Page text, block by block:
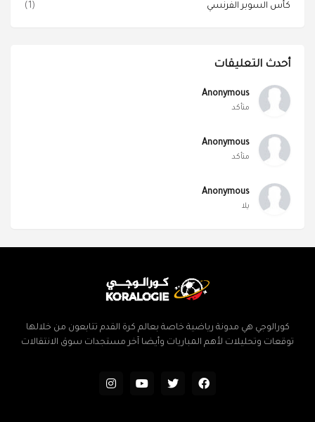
كأس السوبر الفرنسي (1)
أحدث التعليقات
Anonymous
متأكد
Anonymous
متأكد
Anonymous
يلا
كورالوجي هي مدونة رياضية خاصة بعالم كرة القدم تتابعون من خلالها
توقعات وتحليلات لأهم المباريات وأيضا آخر مستجدات سوق الانتقالات